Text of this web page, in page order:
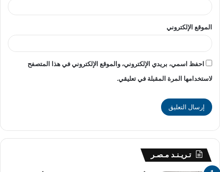
تجاوز للحدود المقررة
الزيادة في مصروفات المدارس الخاصة للعام الدراسي
نفي شائعات تأجيل الدراسة
الدراسة، مؤكداً أن هذه الشائعات لا أساس لها من الصحة.
الموقع الإلكتروني
احفظ اسمي، بريدي الإلكتروني، والموقع الإلكتروني في هذا المتصفح
لاستخدامها المرة المقبلة في تعليقي.
تـريـنـد مـصـر